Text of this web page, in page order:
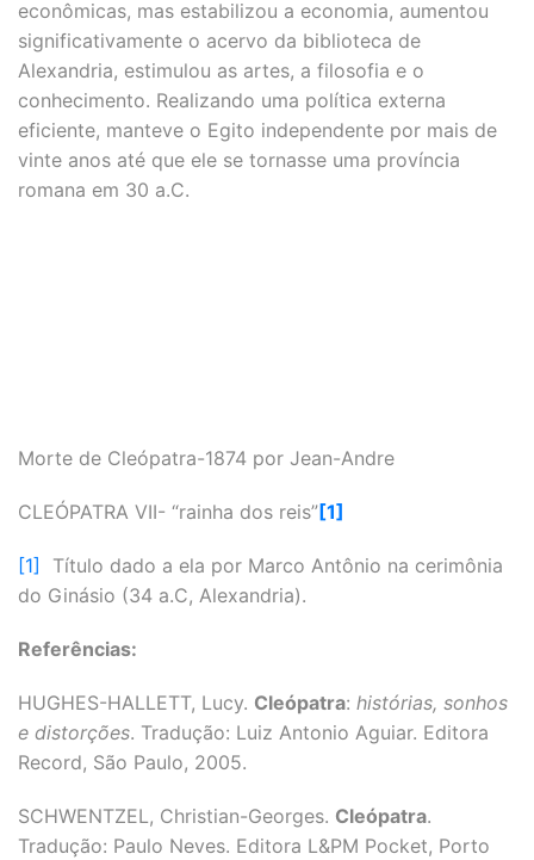
econômicas, mas estabilizou a economia, aumentou
significativamente o acervo da biblioteca de
Alexandria, estimulou as artes, a filosofia e o
conhecimento. Realizando uma política externa
eficiente, manteve o Egito independente por mais de
vinte anos até que ele se tornasse uma província
romana em 30 a.C.
Morte de Cleópatra-1874 por Jean-Andre
CLEÓPATRA VII- “rainha dos reis” [1]
[1]
Título dado a ela por Marco Antônio na cerimônia
do Ginásio (34 a.C, Alexandria).
Referências:
HUGHES-HALLETT, Lucy. Cleópatra: histórias, sonhos
e distorções. Tradução: Luiz Antonio Aguiar. Editora
Record, São Paulo, 2005.
SCHWENTZEL, Christian-Georges. Cleópatra.
Tradução: Paulo Neves. Editora L&PM Pocket, Porto